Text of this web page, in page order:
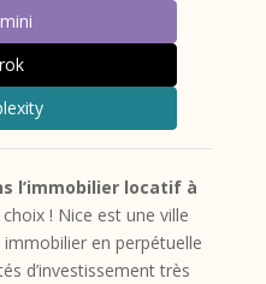
l’immobilier locatif à
! Nice est une ville
en perpétuelle
d’investissement très